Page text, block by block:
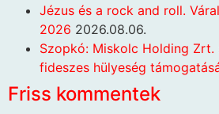
Jézus és a rock and roll.
2026 2026.08.06.
Szopkó: Miskolc Holding
fideszes hülyeség
Friss kommentek